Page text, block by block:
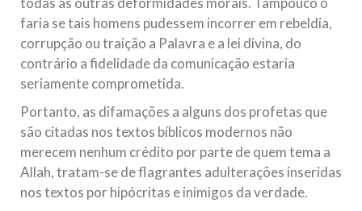
faria se tais homens pudessem incorrer em rebeldia,
corrupção ou traição a Palavra e a lei divina, do
contrário a fidelidade da comunicação estaria
seriamente comprometida.
Portanto, as difamações a alguns dos profetas que
são citadas nos textos bíblicos modernos não
merecem nenhum crédito por parte de quem tema a
Allah, tratam-se de flagrantes adulterações inseridas
nos textos por hipócritas e inimigos da verdade.